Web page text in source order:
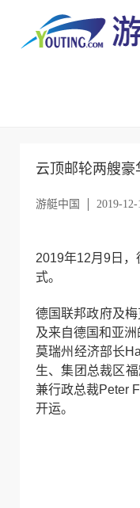
云顶邮轮两艘
游艇中国 2019-
2019年12月9日，
式。
德国联邦政府及
及来自德国和亚
莫瑞州经济部长
生、集团总裁区
兼行政总裁Peter
开运。